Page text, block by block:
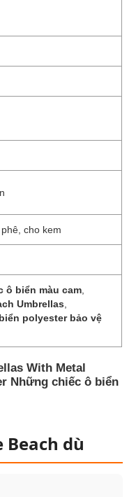
cho kem
ô biển màu cam
Umbrellas
polyester bảo vệ
With Metal
Những chiếc ô biển
Beach dù